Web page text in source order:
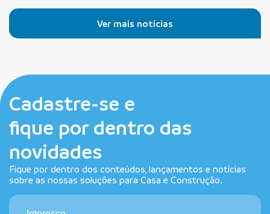
Ver mais notícias
Cadastre-se e
fique por dentro das
novidades
Fique por dentro dos conteúdos, lançamentos e notícias
sobre as nossas soluções para Casa e Construção.